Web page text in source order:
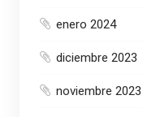
enero 2024
diciembre 2023
noviembre 2023